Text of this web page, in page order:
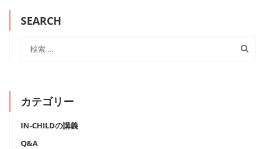
SEARCH
カテゴリー
IN-CHILDの講義
Q&A